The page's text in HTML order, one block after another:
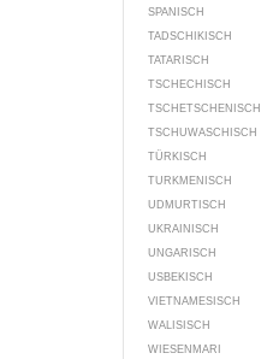
SPANISCH
TADSCHIKISCH
TATARISCH
TSCHECHISCH
TSCHETSCHENISCH
TSCHUWASCHISCH
TÜRKISCH
TURKMENISCH
UDMURTISCH
UKRAINISCH
UNGARISCH
USBEKISCH
VIETNAMESISCH
WALISISCH
WIESENMARI